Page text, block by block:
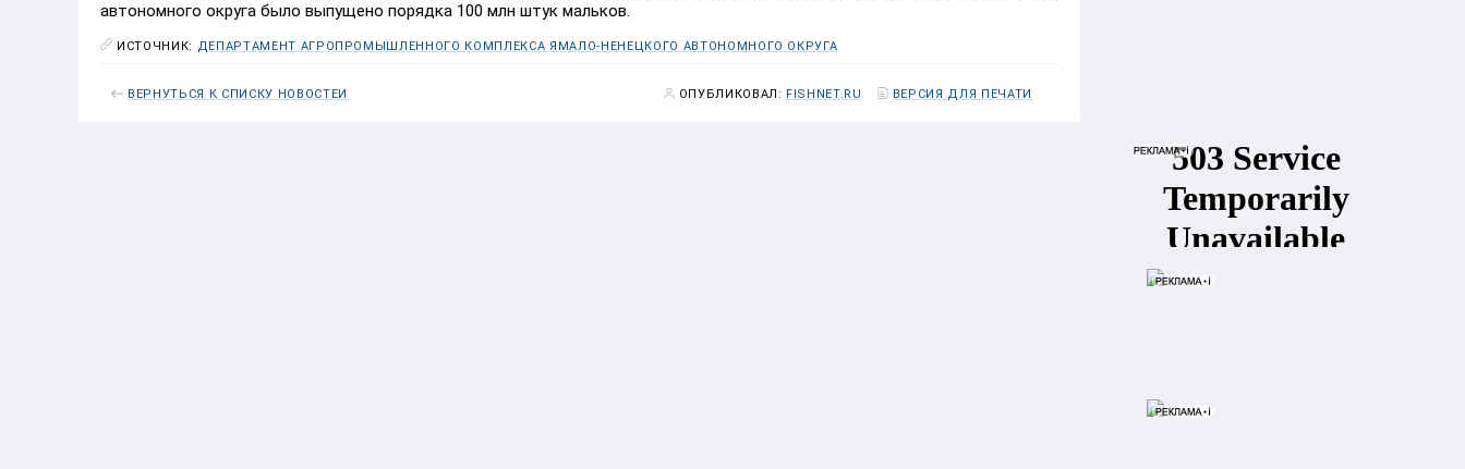
автономного округа было выпущено порядка 100 млн штук мальков.
ИСТОЧНИК: ДЕПАРТАМЕНТ АГРОПРОМЫШЛЕННОГО КОМПЛЕКСА ЯМАЛО-НЕНЕЦКОГО АВТОНОМНОГО ОКРУГА
ВЕРНУТЬСЯ К СПИСКУ НОВОСТЕЙ ОПУБЛИКОВАЛ: FISHNET.RU ВЕРСИЯ ДЛЯ ПЕЧАТИ